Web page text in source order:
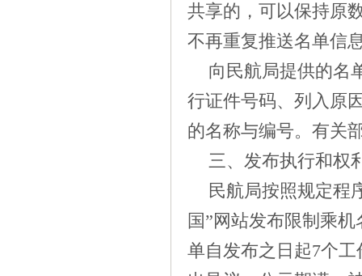
共享的，可以保持原
不再重复推送名单信
向民航局提供的名
行证件号码、列入原
的名称与编号。有关
三、发布执行和权
民航局按照规定程
国”网站发布限制乘
单自发布之日起7个工